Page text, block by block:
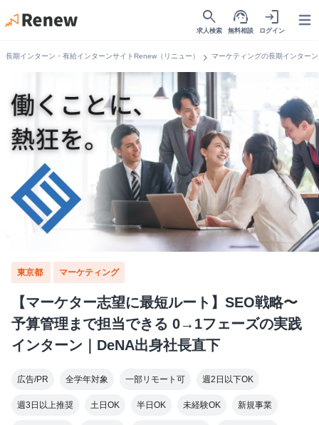
search
求人検索
support_agent
無料相談
login
ログイン
長期インターン・有給インターンサイトRenew（リニュー） chevron_right マーケティングの長期インター
東京都 マーケティング
【マーケター志望に最短ルート】SEO戦略〜
予算管理まで担当できる 0→1フェーズの実践
インターン｜DeNA出身社長直下
広告/PR 全学年対象 一部リモート可 週2日以下OK
週3日以上推奨 土日OK 半日OK 未経験OK 新規事業